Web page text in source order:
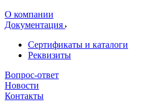
О компании
Документация
Сертификаты и каталоги
Реквизиты
Вопрос-ответ
Новости
Контакты